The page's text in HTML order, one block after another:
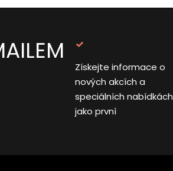
Získejte informace o
nových akcích a
speciálních nabídkách
jako první